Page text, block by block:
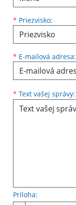
* Priezvisko:
* E-mailová adresa:
* Text vašej správy:
Príloha: